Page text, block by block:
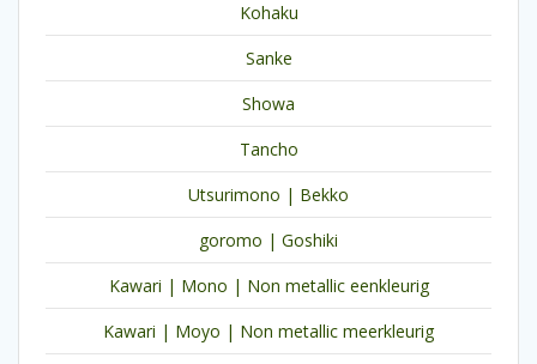
Kohaku
Sanke
Showa
Tancho
Utsurimono | Bekko
goromo | Goshiki
Kawari | Mono | Non metallic eenkleurig
Kawari | Moyo | Non metallic meerkleurig